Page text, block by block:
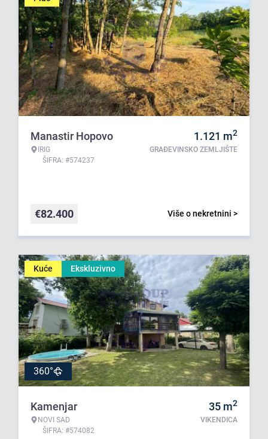
Manastir Hopovo
IRIG
ŠIFRA: #574237
1.121 m2
GRAĐEVINSKO ZEMLJIŠTE
Više o nekretnini >
€82.400
Kuće Ekskluzivno
360°
Kamenjar
NOVI SAD
ŠIFRA: #574082
35 m2
VIKENDICA